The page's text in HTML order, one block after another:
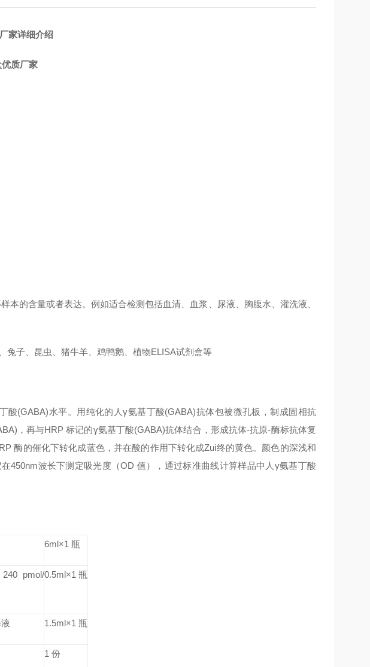
家详细介绍
质厂家
本的含量或者表达。例如适合检测包括血清、血浆、尿液、胸腹水、灌洗液、
兔子、昆虫、猪牛羊、鸡鸭鹅、植物ELISA试剂盒等
酸(GABA)水平。用纯化的人γ氨基丁酸(GABA)抗体包被微孔板，制成固相抗
，再与HRP 标记的γ氨基丁酸(GABA)抗体结合，形成抗体-抗原-酶标抗体复
酶的催化下转化成蓝色，并在酸的作用下转化成Zui终的黄色。颜色的深浅和
450nm波长下测定吸光度（OD 值），通过标准曲线计算样品中人γ氨基丁酸
6ml×1 瓶
240 pmol/0.5ml×1 瓶
1.5ml×1 瓶
1 份